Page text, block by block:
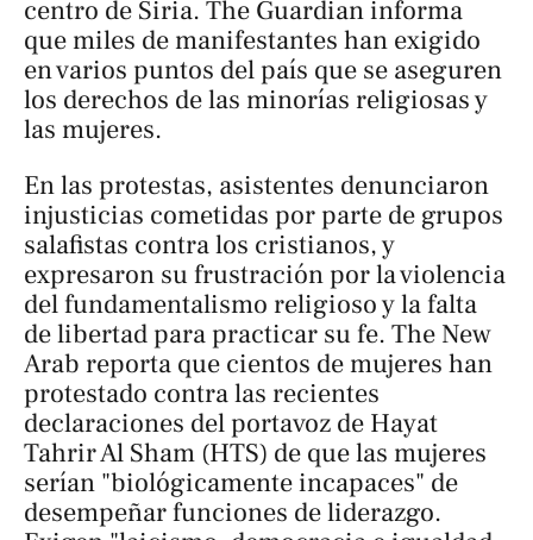
centro de Siria. The Guardianinforma
que miles de manifestantes han exigido
en varios puntos del país que se aseguren
los derechos de las minorías religiosas y
las mujeres.
En las protestas, asistentes denunciaron
injusticias cometidas por parte de grupos
salafistas contra los cristianos, y
expresaron su frustración por la violencia
del fundamentalismo religioso y la falta
de libertad para practicar su fe. The New
Arab reporta que cientos de mujeres han
protestado contra las recientes
declaraciones del portavoz de Hayat
Tahrir Al Sham (HTS) de que las mujeres
serían "biológicamente incapaces" de
desempeñar funciones de liderazgo.